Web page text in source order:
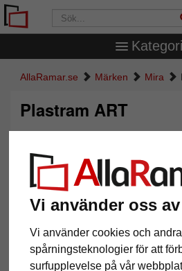
Vi använder oss
Vi använder cookies och andra
spårningsteknologier för att
surfupplevelse på vår
AllaRamar.se Märken Mira
Plastram ART